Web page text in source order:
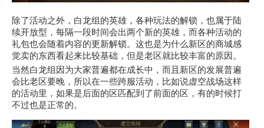
除了活动之外，白龙组的英雄，各种玩法的解锁，也属于陆
续开放型，每隔一段时间会出两个新的英雄，而各种活动的
礼包也会随着内容的更新解锁。这也是为什么新区的商城感
觉卖的东西看起来比较基础，但是老区就比较丰富的原因。
当然白龙组因为大家普遍都在成长中，而且新区的发展普遍
会比老区要晚，所以在一些跨服活动，比如说虚空战场这样
的活动里，如果是后面的区匹配到了前面的区，有的时候打
不过也是正常的。